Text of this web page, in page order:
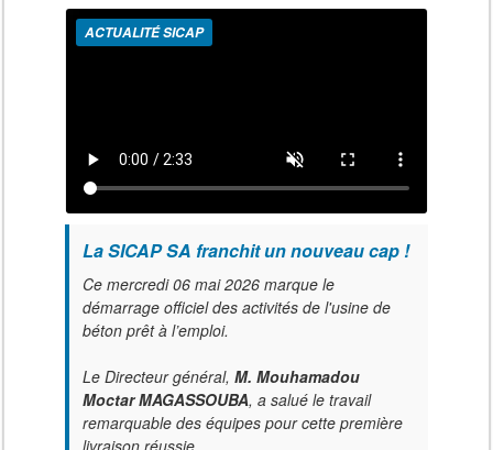
ACTUALITÉ SICAP
La SICAP SA franchit un nouveau cap !
Ce mercredi 06 mai 2026 marque le
démarrage officiel des activités de l'usine de
béton prêt à l’emploi.
Le Directeur général, M. Mouhamadou
Moctar MAGASSOUBA, a salué le travail
remarquable des équipes pour cette première